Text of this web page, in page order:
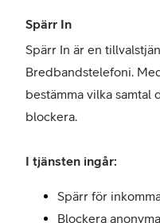
Spärr In
Spärr In är en
Bredbandstelefoni.
bestämma vilka samtal
blockera.
I tjänsten ingår:
Spärr för
Blockera